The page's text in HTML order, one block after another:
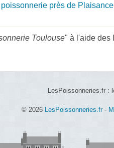
poissonnerie près de
Toulouse" à l'aide des
LesPoissonneries.fr :
© 2026 LesPoissonneries.fr -